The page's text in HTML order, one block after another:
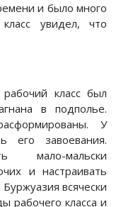
и было много
увидел, что
класс был
в подполье.
У
его завоевания.
мало-мальски
и настраивать
всячески
рабочего класса и